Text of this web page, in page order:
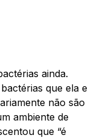
ainda.
que ela e
não são
ambiente de
que “é